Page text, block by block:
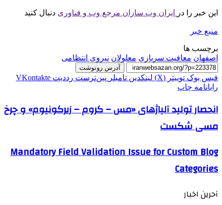
این خبر را در ایران وب سازان مرجع وب و فناوری دنبال کنید
منبع خبر
برچسب ها
اصفهان معافیت سربازی معلولان نیروی انتظامی
آدرس رونوشت
فیس بوک توییتر (X) لینکدین ‫تامبلر ‫پین‌ترست ‫رددیت ‫VKontakte
رایانامه چاپ
انحصار تولید آلیاژهای «مس – کروم – زیرکونیوم» و چرخ
مسی شکست
Mandatory Field Validation Issue for Custom Blog
Categories
آحرین اخبار